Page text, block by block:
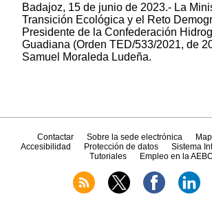
Badajoz, 15 de junio de 2023.- La
Transición Ecológica y el Reto
Presidente de la Confederación
Guadiana (Orden TED/533/2021, de
Samuel Moraleda Ludeña.
Contactar Sobre la sede electrónica
Accesibilidad
Protección de datos
Sistema
Tutoriales
Empleo en la